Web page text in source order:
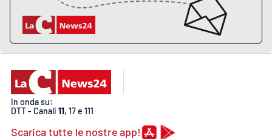
In onda su:
DTT - Canali 11, 17 e 111
Scarica tutte le nostre app!